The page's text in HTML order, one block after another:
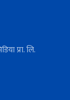
प्रा. लि.